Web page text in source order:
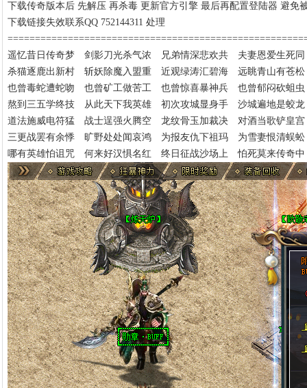
下载传奇版本后 先解压 再杀毒 更新官方引擎 最后再配置登陆器 避免
下载链接失效联系QQ 752144311 处理
遥忆昔日传奇梦 剑影刀光杀气浓 兄弟情深悲欢共 夫妻恩爱生死同
杀猫逐鹿出新村 斩妖除魔入盟重 近观绿涛汇碧海 远眺青山有苍松
也曾毒蛇遭蛇吻 也曾矿工做苦工 也曾惊喜暴神兵 也曾郁闷砍蛆虫
熬到三五学终技 从此天下我英雄 初次攻城显身手 沙城遍地是蛟龙
道法施威电符猛 战士逞强火腾空 龙纹骨玉加裁决 对酒当歌铲皇宫
三更战罢有余悸 旷野处处闻哀鸿 为报友仇下祖玛 为雪妻恨清蜈
哪有英雄怕诅咒 何来好汉惧名红 终日征战沙场上 怕死莫来传奇中